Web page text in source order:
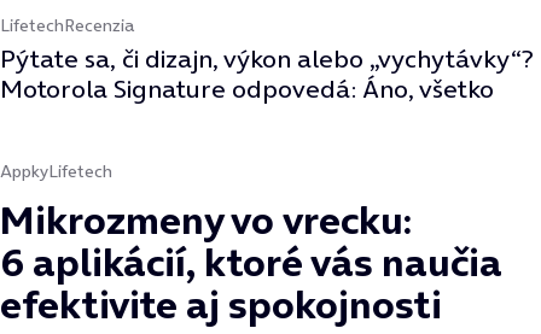
LifetechRecenzia
Pýtate sa, či dizajn, výkon alebo „vychytávky“?
Motorola Signature odpovedá: Áno, všetko
AppkyLifetech
Mikrozmeny vo vrecku:
6 aplikácií, ktoré vás naučia
efektivite aj spokojnosti